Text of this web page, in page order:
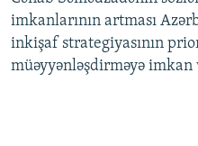
imkanlarının artması
inkişaf strategiyasının
müəyyənləşdirməyə imkan